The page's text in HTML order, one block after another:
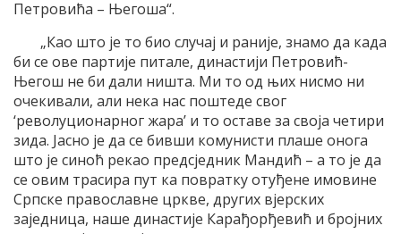
Петровића – Његоша“.
„Као што је то био случај и раније, знамо да када
би се ове партије питале, династији Петровић-
Његош не би дали ништа. Ми то од њих нисмо ни
очекивали, али нека нас поштеде свог
‘револуционарног жара’ и то оставе за своја четири
зида. Јасно је да се бивши комунисти плаше онога
што је синоћ рекао предсједник Мандић – а то је да
се овим трасира пут ка повратку отуђене имовине
Српске православне цркве, других вјерских
заједница, наше династије Карађорђевић и бројних